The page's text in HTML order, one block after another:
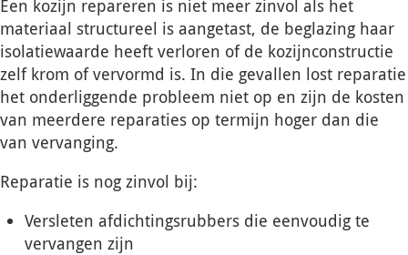
Een kozijn repareren is niet meer zinvol als het
materiaal structureel is aangetast, de beglazing haar
isolatiewaarde heeft verloren of de kozijnconstructie
zelf krom of vervormd is. In die gevallen lost reparatie
het onderliggende probleem niet op en zijn de kosten
van meerdere reparaties op termijn hoger dan die
van vervanging.
Reparatie is nog zinvol bij:
Versleten afdichtingsrubbers die eenvoudig te
vervangen zijn